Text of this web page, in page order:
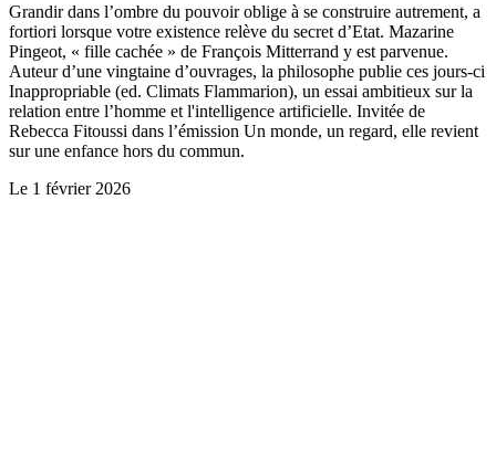
Grandir dans l’ombre du pouvoir oblige à se construire autrement, a
fortiori lorsque votre existence relève du secret d’Etat. Mazarine
Pingeot, « fille cachée » de François Mitterrand y est parvenue.
Auteur d’une vingtaine d’ouvrages, la philosophe publie ces jours-ci
Inappropriable (ed. Climats Flammarion), un essai ambitieux sur la
relation entre l’homme et l'intelligence artificielle. Invitée de
Rebecca Fitoussi dans l’émission Un monde, un regard, elle revient
sur une enfance hors du commun.
Le 1 février 2026